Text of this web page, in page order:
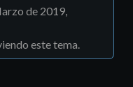
de 2019,
este tema.